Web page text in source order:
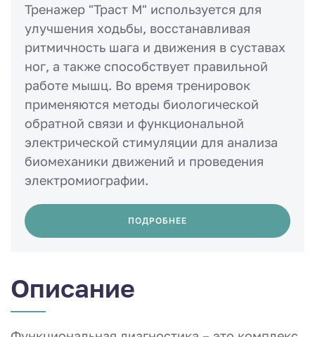
Тренажер "Траст М" используется для
улучшения ходьбы, восстанавливая
ритмичность шага и движения в суставах
ног, а также способствует правильной
работе мышц. Во время тренировок
применяются методы биологической
обратной связи и функциональной
электрической стимуляции для анализа
биомеханики движений и проведения
электромиографии.
ПОДРОБНЕЕ
Описание